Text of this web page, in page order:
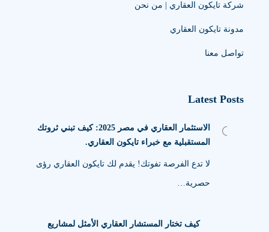
شركة تايكون العقاري | من نحن
مدونة تايكون العقاري
تواصل معنا
Latest Posts
الاستثمار العقاري في مصر 2025: كيف تبني ثروتك
المستقبلية مع خبراء تايكون العقاري.
لا تدع الفرصة تفوتك! يقدم لك تايكون العقاري رؤى
حصرية…
كيف تختار المستشار العقاري الأمثل لمشاريع